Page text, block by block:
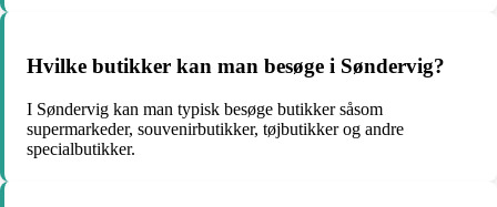
Hvilke butikker kan man besøge i Søndervig?
I Søndervig kan man typisk besøge butikker såsom
supermarkeder, souvenirbutikker, tøjbutikker og andre
specialbutikker.